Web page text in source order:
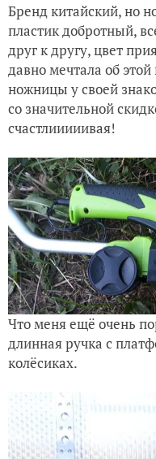
Бренд китайский, но
пластик добротный,
друг к другу, цвет
давно мечтала об
ножницы у своей
со значительной
счастлииииивая!
Что меня ещё очень
длинная ручка с
колёсиках.